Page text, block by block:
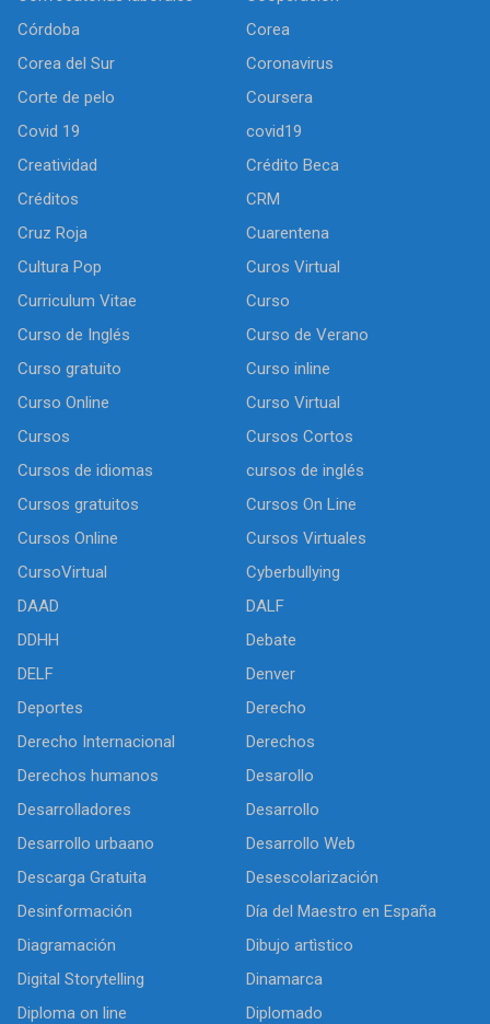
Córdoba
Corea
Corea del Sur
Coronavirus
Corte de pelo
Coursera
Covid 19
covid19
Creatividad
Crédito Beca
Créditos
CRM
Cruz Roja
Cuarentena
Cultura Pop
Curos Virtual
Curriculum Vitae
Curso
Curso de Inglés
Curso de Verano
Curso gratuito
Curso inline
Curso Online
Curso Virtual
Cursos
Cursos Cortos
Cursos de idiomas
cursos de inglés
Cursos gratuitos
Cursos On Line
Cursos Online
Cursos Virtuales
CursoVirtual
Cyberbullying
DAAD
DALF
DDHH
Debate
DELF
Denver
Deportes
Derecho
Derecho Internacional
Derechos
Derechos humanos
Desarollo
Desarrolladores
Desarrollo
Desarrollo urbaano
Desarrollo Web
Descarga Gratuita
Desescolarización
Desinformación
Día del Maestro en España
Diagramación
Dibujo artìstico
Digital Storytelling
Dinamarca
Diploma on line
Diplomado